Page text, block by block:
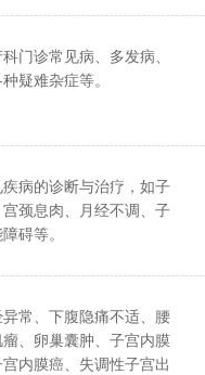
卵、胚胎移植及多胎妊
殖技术。
门诊常见病、多发病、
疑难杂症等。
病的诊断与治疗，如子
颈息肉、月经不调、子
碍等。
常、下腹隐痛不适、腰
、卵巢囊肿、子宫内膜
内膜癌、失调性子宫出